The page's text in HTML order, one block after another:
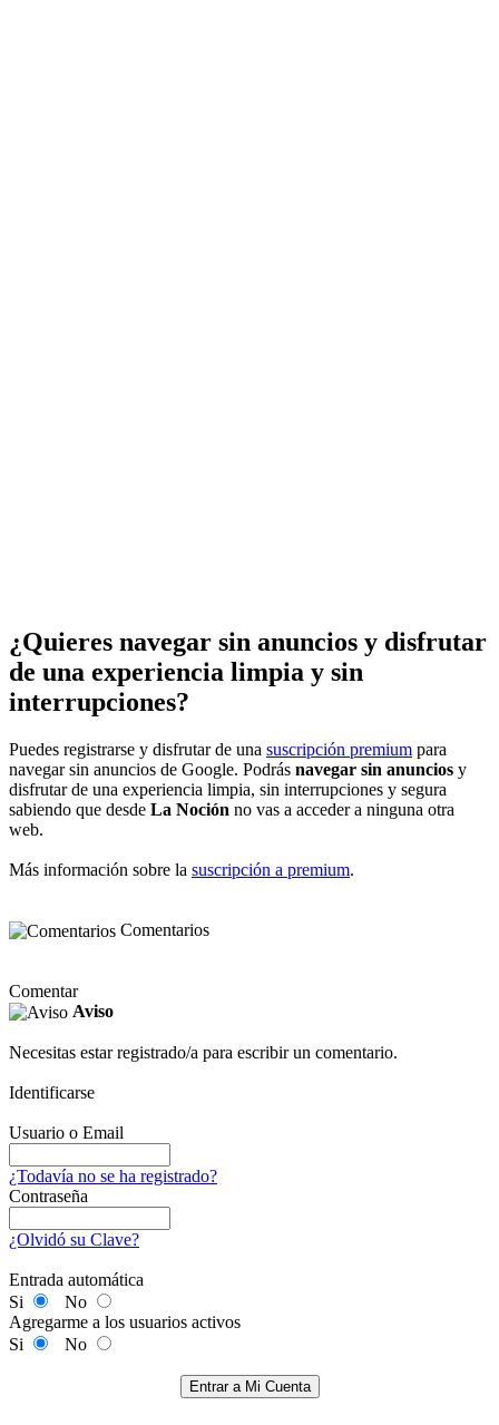
¿Quieres navegar sin anuncios y disfrutar
de una experiencia limpia y sin
interrupciones?
Puedes registrarse y disfrutar de una suscripción premium para
navegar sin anuncios de Google. Podrás navegar sin anuncios y
disfrutar de una experiencia limpia, sin interrupciones y segura
sabiendo que desde La Noción no vas a acceder a ninguna otra
web.
Más información sobre la suscripción a premium.
Comentarios
Comentar
Aviso
Necesitas estar registrado/a para escribir un comentario.
Identificarse
Usuario o Email
¿Todavía no se ha registrado?
Contraseña
¿Olvidó su Clave?
Entrada automática
Si
No
Agregarme a los usuarios activos
Si
No
Entrar a Mi Cuenta